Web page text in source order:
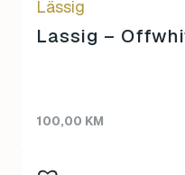
Lässig
Lassig –
100,00 KM